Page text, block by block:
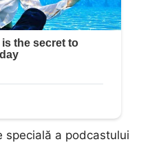
specială a podcastului